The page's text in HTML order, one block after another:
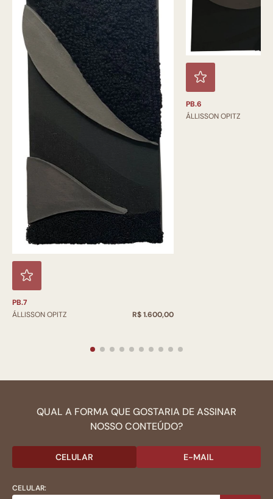
PB.7
ÁLLISSON OPITZ
R$ 1.600,00
PB.6
ÁLLISSON OPITZ
QUAL A FORMA QUE GOSTARIA DE ASSINAR
NOSSO CONTEÚDO?
CELULAR E-MAIL
CELULAR: